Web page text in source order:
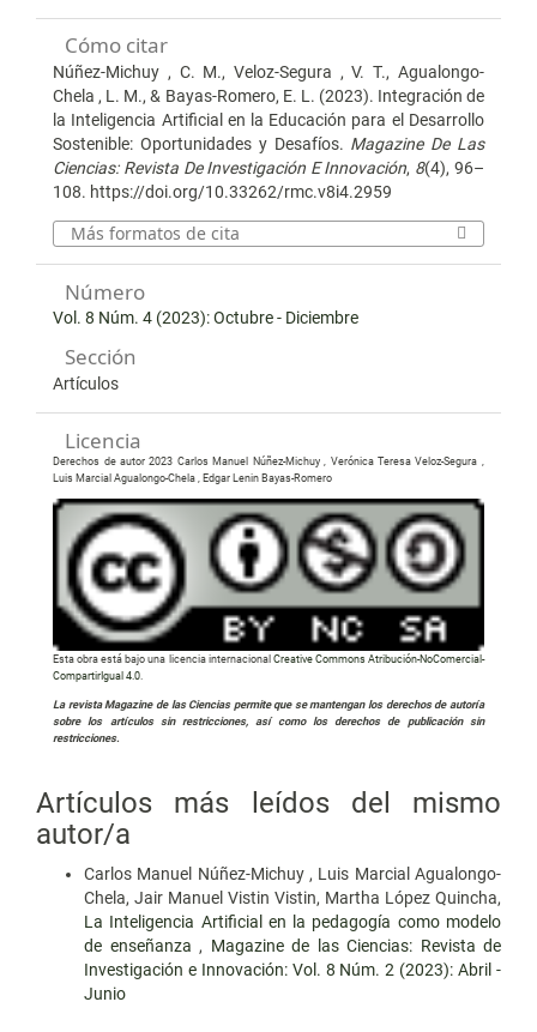
Cómo citar
Núñez-Michuy , C. M., Veloz-Segura , V. T., Agualongo-
Chela , L. M., & Bayas-Romero, E. L. (2023). Integración de
la Inteligencia Artificial en la Educación para el Desarrollo
Sostenible: Oportunidades y Desafíos. Magazine De Las
Ciencias: Revista De Investigación E Innovación, 8(4), 96–
108. https://doi.org/10.33262/rmc.v8i4.2959
Más formatos de cita
Número
Vol. 8 Núm. 4 (2023): Octubre - Diciembre
Sección
Artículos
Licencia
Derechos de autor 2023 Carlos Manuel Núñez-Michuy , Verónica Teresa Veloz-Segura ,
Luis Marcial Agualongo-Chela , Edgar Lenin Bayas-Romero
Esta obra está bajo una licencia internacionalCreative Commons Atribución-NoComercial-
CompartirIgual 4.0
La revista Magazine de las Ciencias permite que se mantengan los derechos de autoría
sobre los artículos sin restricciones, así como los derechos de publicación sin
restricciones.
Artículos más leídos del mismo
autor/a
Carlos Manuel Núñez-Michuy , Luis Marcial Agualongo-
Chela, Jair Manuel Vistin Vistin, Martha López Quincha,
La Inteligencia Artificial en la pedagogía como modelo
de enseñanza , Magazine de las Ciencias: Revista de
Investigación e Innovación: Vol. 8 Núm. 2 (2023): Abril -
Junio